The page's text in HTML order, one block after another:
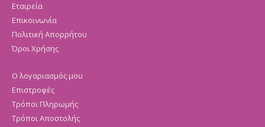
Εταιρεία
Επικοινωνία
Πολιτική Απορρήτου
Όροι Χρήσης
Ο λογαριασμός μου
Επιστροφές
Τρόποι Πληρωμής
Τρόποι Αποστολής